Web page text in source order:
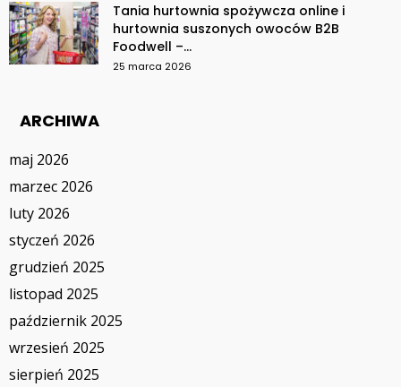
Tania hurtownia spożywcza online i
hurtownia suszonych owoców B2B
Foodwell –...
25 marca 2026
ARCHIWA
maj 2026
marzec 2026
luty 2026
styczeń 2026
grudzień 2025
listopad 2025
październik 2025
wrzesień 2025
sierpień 2025